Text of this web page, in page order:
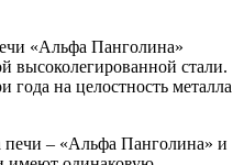
«Альфа Панголина»
высоколегированной стали.
года на целостность металла
– «Альфа Панголина» и